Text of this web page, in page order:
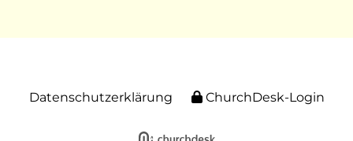
Datenschutzerklärung ChurchDesk-Login